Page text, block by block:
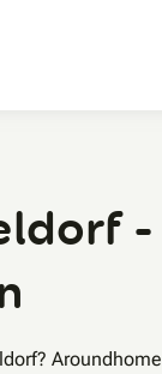
-
Aroundhome